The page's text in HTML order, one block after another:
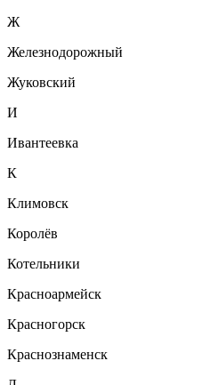
Ж
Железнодорожный
Жуковский
И
Ивантеевка
К
Климовск
Королёв
Котельники
Красноармейск
Красногорск
Краснознаменск